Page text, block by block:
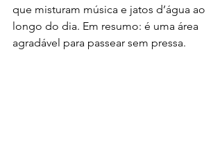
que misturam música e jatos d’água ao
longo do dia. Em resumo: é uma área
agradável para passear sem pressa.